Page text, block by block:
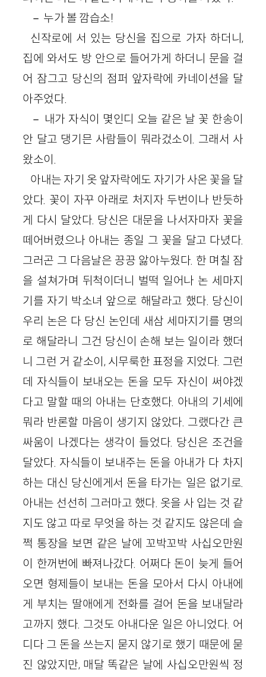
－ 누가 볼 깜습소!
신작로에 서 있는 당신을 집으로 가자 하더니,
집에 와서도 방 안으로 들어가게 하더니 문을 걸
어 잠그고 당신의 점퍼 앞자락에 카네이션을 달
아주었다.
－ 내가 자식이 몇인디 오늘 같은 날 꽃 한송이
안 달고 댕기믄 사람들이 뭐라겄소이. 그래서 사
왔소이.
아내는 자기 옷 앞자락에도 자기가 사온 꽃을 달
았다. 꽃이 자꾸 아래로 처지자 두번이나 반듯하
게 다시 달았다. 당신은 대문을 나서자마자 꽃을
떼어버렸으나 아내는 종일 그 꽃을 달고 다녔다.
그러곤 그 다음날은 끙끙 앓아누웠다. 한 며칠 잠
을 설쳐가며 뒤척이더니 벌떡 일어나 논 세마지
기를 자기 박소녀 앞으로 해달라고 했다. 당신이
우리 논은 다 당신 논인데 새삼 세마지기를 명의
로 해달라니 그건 당신이 손해 보는 일이라 했더
니 그런 거 같소이, 시무룩한 표정을 지었다. 그런
데 자식들이 보내오는 돈을 모두 자신이 써야겠
다고 말할 때의 아내는 단호했다. 아내의 기세에
뭐라 반론할 마음이 생기지 않았다. 그랬다간 큰
싸움이 나겠다는 생각이 들었다. 당신은 조건을
달았다. 자식들이 보내주는 돈을 아내가 다 차지
하는 대신 당신에게서 돈을 타가는 일은 없기로.
아내는 선선히 그러마고 했다. 옷을 사 입는 것 같
지도 않고 따로 무엇을 하는 것 같지도 않은데 슬
쩍 통장을 보면 같은 날에 꼬박꼬박 사십오만원
이 한꺼번에 빠져나갔다. 어쩌다 돈이 늦게 들어
오면 형제들이 보내는 돈을 모아서 다시 아내에
게 부치는 딸애에게 전화를 걸어 돈을 보내달라
고까지 했다. 그것도 아내다운 일은 아니었다. 어
디다 그 돈을 쓰는지 묻지 않기로 했기 때문에 묻
진 않았지만, 매달 똑같은 날에 사십오만원씩 정